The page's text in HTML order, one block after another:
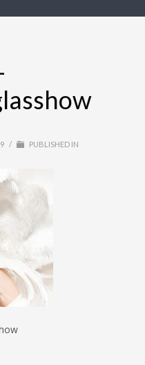
/ PUBLISHED IN